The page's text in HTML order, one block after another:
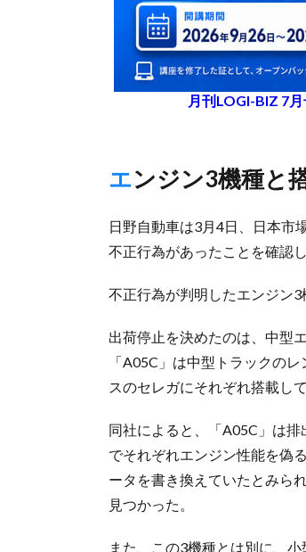
月刊LOGI-BIZ 7
エンジン3機種
日野自動車は3月4日、日本市
不正行為があったことを確認
不正行為が判明したエンジン3
出荷停止を決めたのは、中型
「A05C」は中型トラックの
スのセレガにそれぞれ搭載し
同社によると、「A05C」は
でそれぞれエンジン性能を偽
ータを書き換えていたとみら
見つかった。
また、この3機種とは別に、